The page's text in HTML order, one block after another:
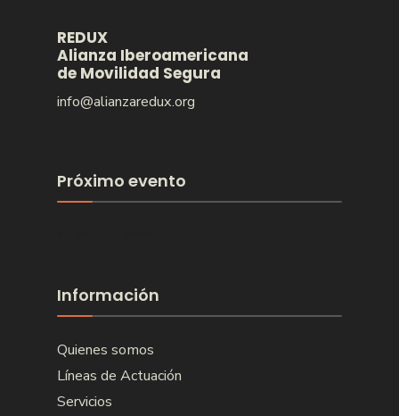
REDUX
Alianza Iberoamericana
de Movilidad Segura
info@alianzaredux.org
Próximo evento
Información
Quienes somos
Líneas de Actuación
Servicios